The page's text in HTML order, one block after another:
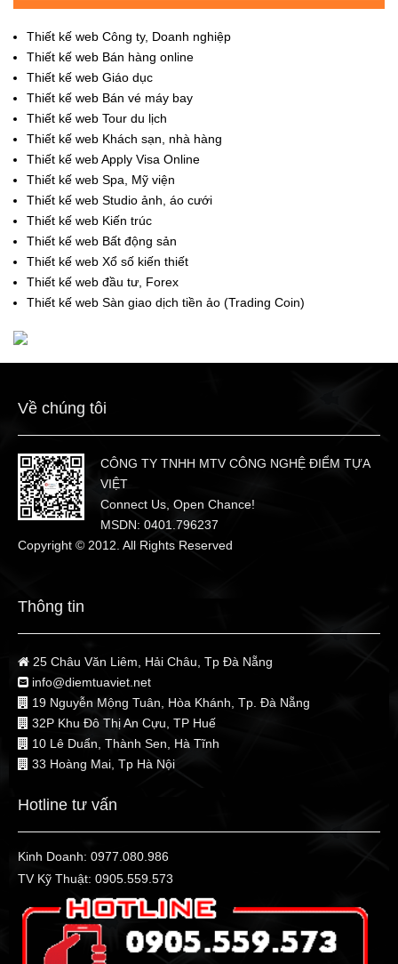
Thiết kế web Công ty, Doanh nghiệp
Thiết kế web Bán hàng online
Thiết kế web Giáo dục
Thiết kế web Bán vé máy bay
Thiết kế web Tour du lịch
Thiết kế web Khách sạn, nhà hàng
Thiết kế web Apply Visa Online
Thiết kế web Spa, Mỹ viện
Thiết kế web Studio ảnh, áo cưới
Thiết kế web Kiến trúc
Thiết kế web Bất động sản
Thiết kế web Xổ số kiến thiết
Thiết kế web đầu tư, Forex
Thiết kế web Sàn giao dịch tiền ảo (Trading Coin)
Về chúng tôi
CÔNG TY TNHH MTV CÔNG NGHỆ ĐIỂM TỰA
VIỆT
Connect Us, Open Chance!
MSDN: 0401.796237
Copyright © 2012. All Rights Reserved
Thông tin
25 Châu Văn Liêm, Hải Châu, Tp Đà Nẵng
info@diemtuaviet.net
19 Nguyễn Mộng Tuân, Hòa Khánh, Tp. Đà Nẵng
32P Khu Đô Thị An Cựu, TP Huế
10 Lê Duẩn, Thành Sen, Hà Tĩnh
33 Hoàng Mai, Tp Hà Nội
Hotline tư vấn
Kinh Doanh: 0977.080.986
TV Kỹ Thuật: 0905.559.573